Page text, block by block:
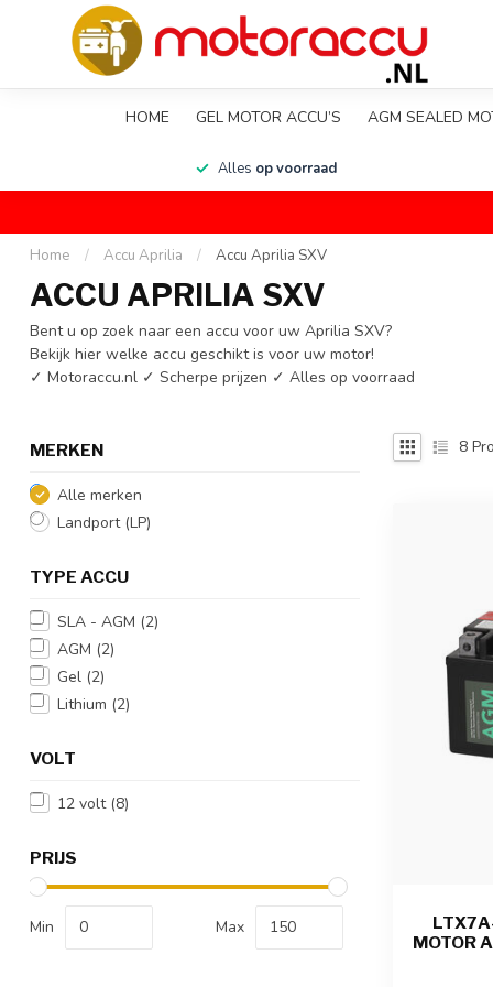
HOME GEL MOTOR ACCU’S AGM SEALED
Alles op voorraad
Home / Accu Aprilia / Accu Aprilia SXV
ACCU APRILIA SXV
Bent u op zoek naar een accu voor uw Aprilia SXV?
Bekijk hier welke accu geschikt is voor uw motor!
✓ Motoraccu.nl ✓ Scherpe prijzen ✓ Alles op voorraad
MERKEN
Alle merken
Landport (LP)
TYPE ACCU
SLA - AGM (2)
AGM (2)
Gel (2)
Lithium (2)
VOLT
12 volt (8)
PRIJS
Min Max
8
MOTOR